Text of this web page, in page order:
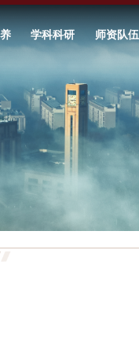
学科科研 师资队伍